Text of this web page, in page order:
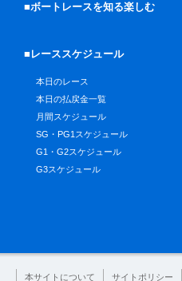
■ボートレースを知る楽しむ
■レーススケジュール
本日のレース
本日の払戻金一覧
月間スケジュール
SG・PG1スケジュール
G1・G2スケジュール
G3スケジュール
本サイトについて サイトポリシー